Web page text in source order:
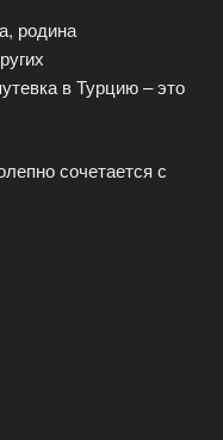
родина
в Турцию – это
сочетается с